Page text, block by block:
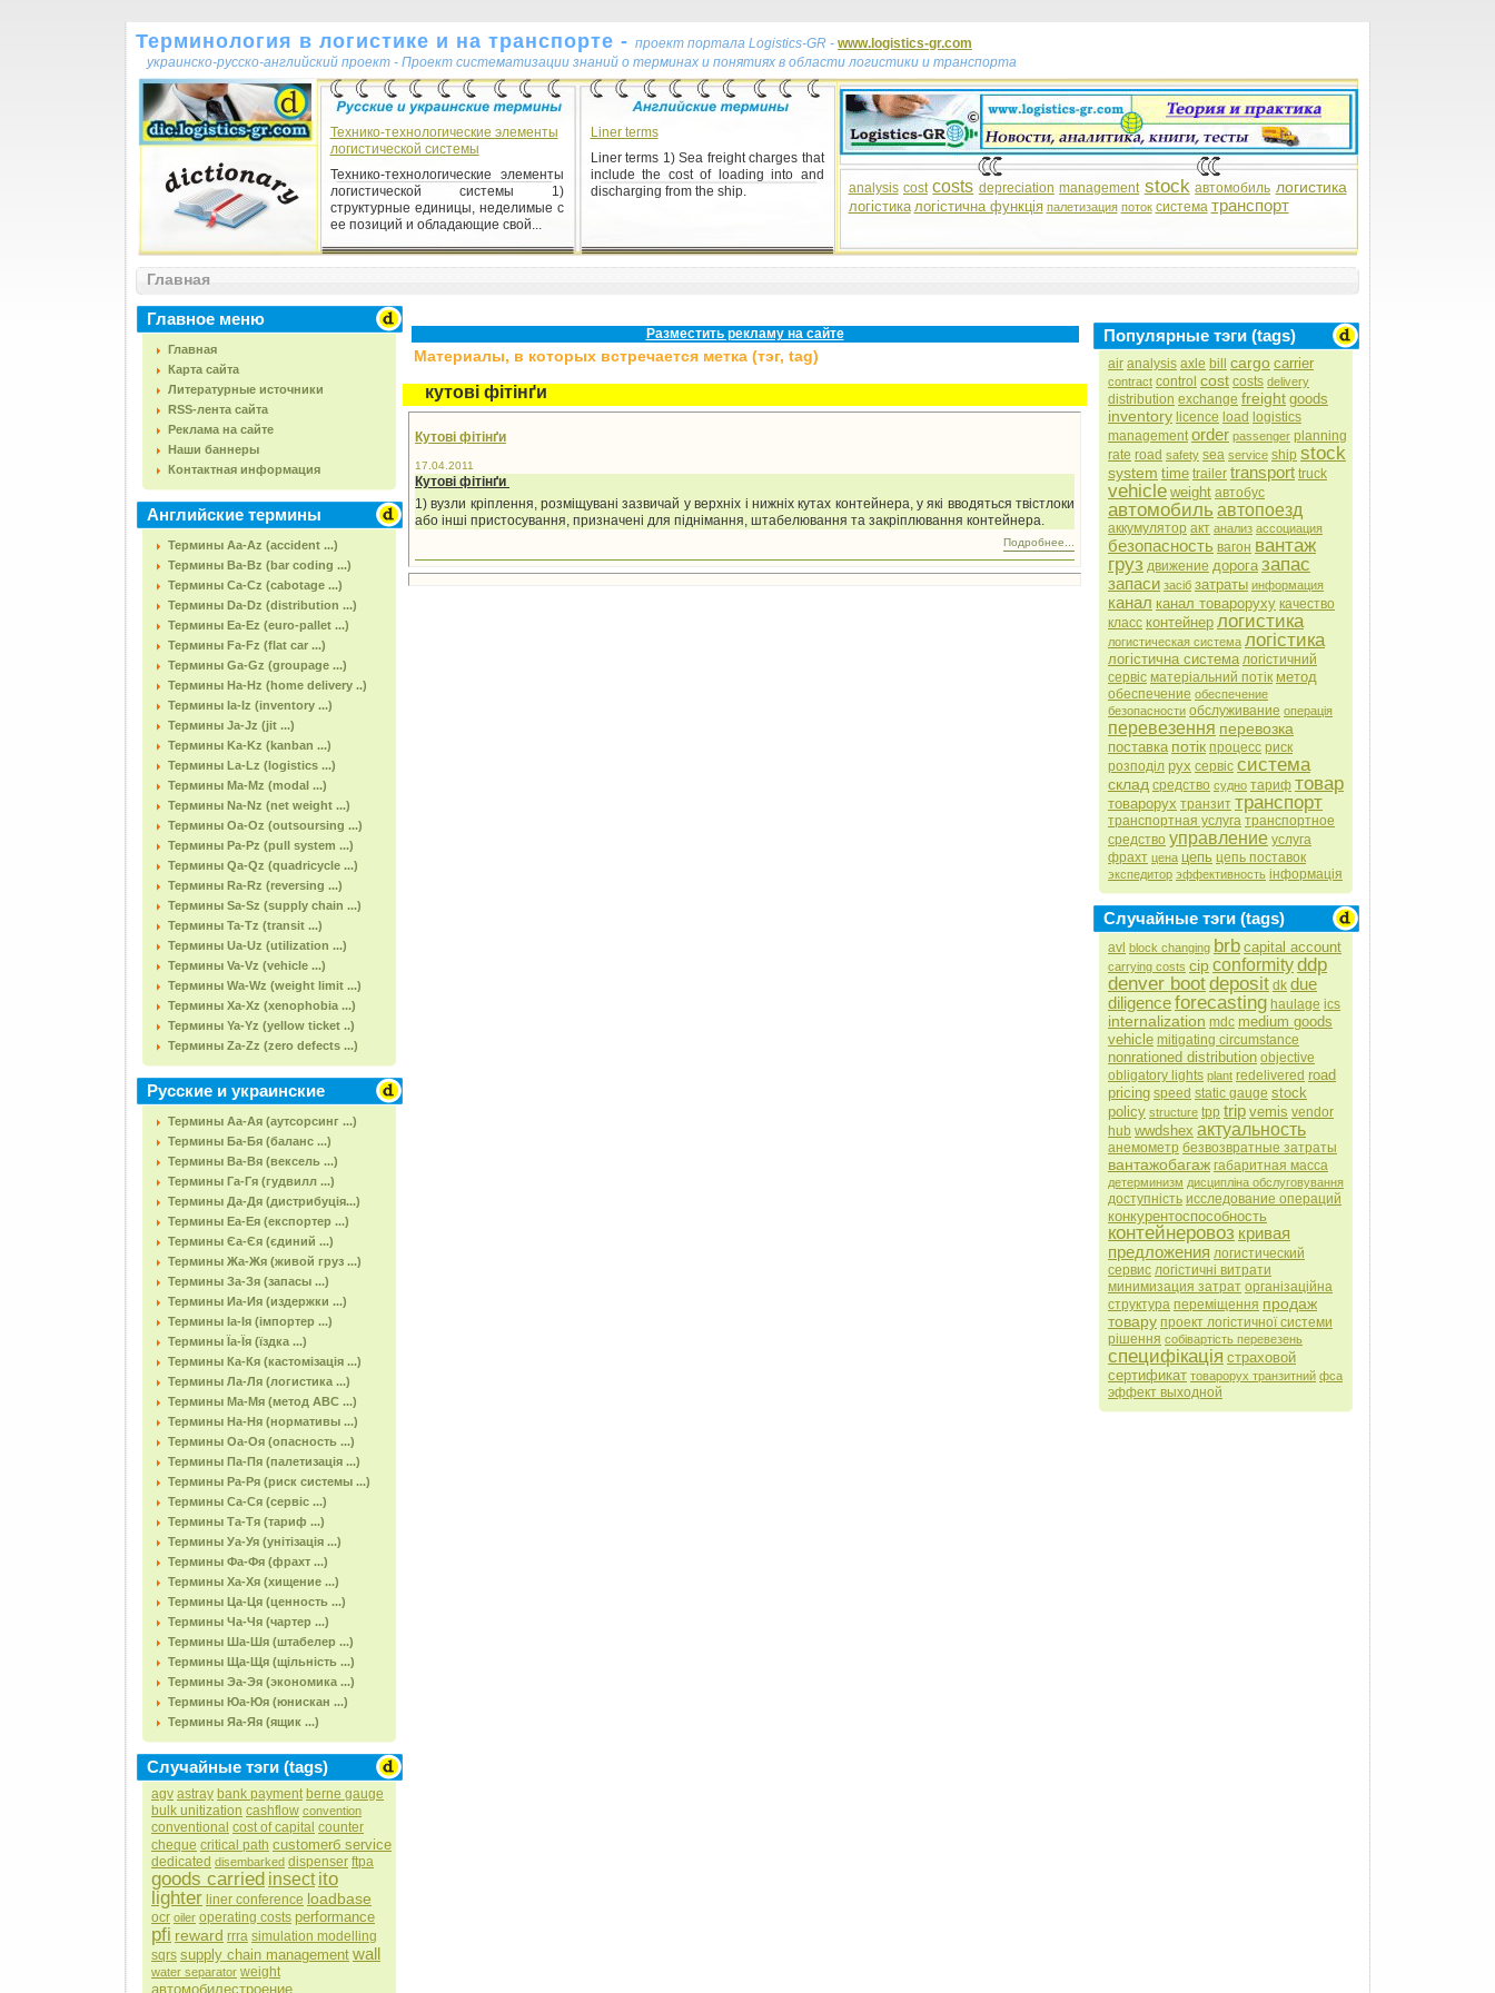
Терминология в логистике и на транспорте - проект портала Logistics-GR - www.logistics-gr.com
украинско-русско-английский проект - Проект систематизации знаний о терминах и понятиях в области логистики и транспорта
Технико-технологические элементы
логистической системы
Технико-технологические элементы
логистической системы 1)
структурные единицы, неделимые с
ее позиций и обладающие свой...
Liner terms
Liner terms 1) Sea freight charges that
include the cost of loading into and
discharging from the ship.
analysis cost costs depreciation management stock автомобиль логистика
логістика логістична функція палетизация поток система транспорт
Главная
Главное меню
Главная
Карта сайта
Литературные источники
RSS-лента сайта
Реклама на сайте
Наши баннеры
Контактная информация
Английские термины
Термины Aa-Az (accident ...)
Термины Ba-Bz (bar coding ...)
Термины Ca-Cz (cabotage ...)
Термины Da-Dz (distribution ...)
Термины Ea-Ez (euro-pallet ...)
Термины Fa-Fz (flat car ...)
Термины Ga-Gz (groupage ...)
Термины Ha-Hz (home delivery ..)
Термины Ia-Iz (inventory ...)
Термины Ja-Jz (jit ...)
Термины Ka-Kz (kanban ...)
Термины La-Lz (logistics ...)
Термины Ma-Mz (modal ...)
Термины Na-Nz (net weight ...)
Термины Oa-Oz (outsoursing ...)
Термины Pa-Pz (pull system ...)
Термины Qa-Qz (quadricycle ...)
Термины Ra-Rz (reversing ...)
Термины Sa-Sz (supply chain ...)
Термины Ta-Tz (transit ...)
Термины Ua-Uz (utilization ...)
Термины Va-Vz (vehicle ...)
Термины Wa-Wz (weight limit ...)
Термины Xa-Xz (xenophobia ...)
Термины Ya-Yz (yellow ticket ..)
Термины Za-Zz (zero defects ...)
Русские и украинские
Термины Аа-Ая (аутсорсинг ...)
Термины Ба-Бя (баланс ...)
Термины Ва-Вя (вексель ...)
Термины Га-Гя (гудвилл ...)
Термины Да-Дя (дистрибуція...)
Термины Еа-Ея (експортер ...)
Термины Єа-Єя (єдиний ...)
Термины Жа-Жя (живой груз ...)
Термины За-Зя (запасы ...)
Термины Иа-Ия (издержки ...)
Термины Іа-Ія (імпортер ...)
Термины Їа-Їя (їздка ...)
Термины Ка-Кя (кастомізація ...)
Термины Ла-Ля (логистика ...)
Термины Ма-Мя (метод АВС ...)
Термины На-Ня (нормативы ...)
Термины Оа-Оя (опасность ...)
Термины Па-Пя (палетизація ...)
Термины Ра-Ря (риск системы ...)
Термины Са-Ся (сервіс ...)
Термины Та-Тя (тариф ...)
Термины Уа-Уя (унітізація ...)
Термины Фа-Фя (фрахт ...)
Термины Ха-Хя (хищение ...)
Термины Ца-Ця (ценность ...)
Термины Ча-Чя (чартер ...)
Термины Ша-Шя (штабелер ...)
Термины Ща-Щя (щільність ...)
Термины Эа-Эя (экономика ...)
Термины Юа-Юя (юнискан ...)
Термины Яа-Яя (ящик ...)
Случайные тэги (tags)
agv astray bank payment berne gauge
bulk unitization cashflow convention
conventional cost of capital counter
cheque critical path customerб service
dedicated disembarked dispenser ftpa
goods carried insect ito
lighter liner conference loadbase
ocr oiler operating costs performance
pfi reward rrra simulation modelling
sqrs supply chain management wall
water separator weight
автомобилестроение
Разместить рекламу на сайте
Материалы, в которых встречается метка (тэг, tag)
кутові фітінґи
Кутові фітінґи
17.04.2011
Кутові фітінґи
1) вузли кріплення, розміщувані зазвичай у верхніх і нижніх кутах контейнера, у які вводяться твістлоки
або інші пристосування, призначені для піднімання, штабелювання та закріплювання контейнера.
Подробнее...
Популярные тэги (tags)
air analysis axle bill cargo carrier
contract control cost costs delivery
distribution exchange freight goods
inventory licence load logistics
management order passenger planning
rate road safety sea service ship stock
system time trailer transport truck
vehicle weight автобус
автомобиль автопоезд
аккумулятор акт анализ ассоциация
безопасность вагон вантаж
груз движение дорога запас
запаси засіб затраты информация
канал канал товароруху качество
класс контейнер логистика
логистическая система логістика
логістична система логістичний
сервіс матеріальний потік метод
обеспечение обеспечение
безопасности обслуживание операція
перевезення перевозка
поставка потік процесс риск
розподіл рух сервіс система
склад средство судно тариф товар
товарорух транзит транспорт
транспортная услуга транспортное
средство управление услуга
фрахт цена цепь цепь поставок
экспедитор эффективность інформація
Случайные тэги (tags)
avl block changing brb capital account
carrying costs cipconformityddp
denver bootdeposit dk due
diligenceforecasting haulage ics
internalization mdc medium goods
vehicle mitigating circumstance
nonrationed distribution objective
obligatory lights plant redelivered road
pricing speed static gauge stock
policy structure tpp trip vemis vendor
hub wwdshex актуальность
анемометр безвозвратные затраты
вантажобагаж габаритная масса
детерминизм дисципліна обслуговування
доступність исследование операций
конкурентоспособность
контейнеровоз кривая
предложения логистический
сервис логістичні витрати
минимизация затрат організаційна
структура переміщення продаж
товару проект логістичної системи
рішення собівартість перевезень
специфікація страховой
сертификат товарорух транзитний фса
эффект выходной